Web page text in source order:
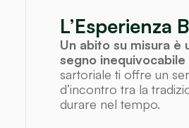
L’Esperienza
Un abito su misura è
segno
sartoriale ti offre un
d’incontro tra la
durare nel tempo.